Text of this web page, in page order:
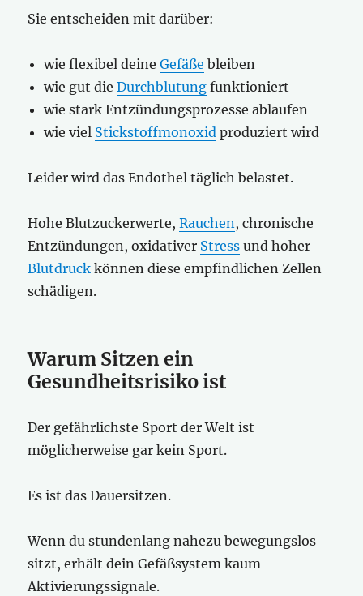
Sie entscheiden mit darüber:
wie flexibel deineGefäße bleiben
wie gut dieDurchblutung funktioniert
wie stark Entzündungsprozesse ablaufen
wie viel Stickstoffmonoxid produziert wird
Leider wird das Endothel täglich belastet.
Hohe Blutzuckerwerte,Rauchen, chronische
Entzündungen, oxidativer Stress und hoher
Blutdruck können diese empfindlichen Zellen
schädigen.
Warum Sitzen ein
Gesundheitsrisiko ist
Der gefährlichste Sport der Welt ist
möglicherweise gar kein Sport.
Es ist das Dauersitzen.
Wenn du stundenlang nahezu bewegungslos
sitzt, erhält dein Gefäßsystem kaum
Aktivierungssignale.